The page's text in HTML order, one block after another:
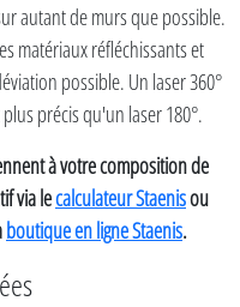
autant de murs que possible.
matériaux réfléchissants et
possible. Un laser 360°
précis qu'un laser 180°.
à votre composition de
via lecalculateur Staenisou
boutique en ligne Staenis.